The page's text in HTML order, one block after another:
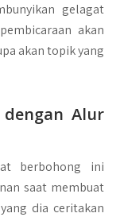
gelagat
akan
akan topik yang
Alur
berbohong ini
saat membuat
dia ceritakan